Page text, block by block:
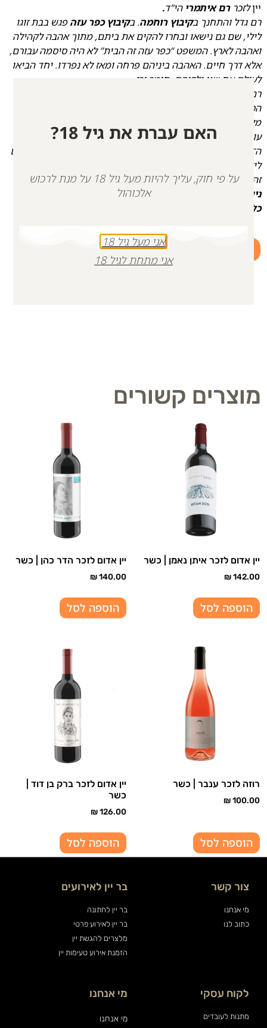
ייןלזכררם איתמריהי"ד.
רם גדל והתחנך בקיבוץ רוחמה. בקיבוץ כפר עזהפגש בבת זוגו
לילי, שם גם נישאו ובחרו להקים את ביתם, מתוך אהבה לקהילה
ואהבה לארץ. המשפט “כפר עזה זה הבית” לא היה סיסמה עבורם,
אלא דרך חיים. האהבה ביניהם פרחה ומאז לא נפרדו. יחד הביאו
לעולם את שני ילדיהם- תומר ורז.
רם היה איש של נתינה, אדם צנוע ואוהב, שהכניס אור לחיי
הסובבים אותו. איש עם לב ענק, קשוח כלפי חוץ ורך מבפנים.
מלח הארץ, קיבוצניק עם ערכים של פעם. המשפחה היתה כל
עולמו. הוא היה אבא מסור ואוהב, חבר נפש ואיש שיחה. בבוקר
ה־7.10, רם נלחם עם המחבלים עד הכדור האחרון ונרצח יחד עם
לילי בממ״ד שבביתם בכפר עזה. השניים הובאו למנוחות זה לצד
זה.
נישא אתכם איתנו תמיד
ונרים לחיים ולשמחה שאפיינה אותו
כל כך.
הוספה לסל
מוצרים קשורים
יין אדום לזכר איתן נאמן | כשר
₪142.00
הוספה לסל
יין אדום לזכר הדר כהן | כשר
₪140.00
הוספה לסל
רוזה לזכר ענבר | כשר
₪100.00
הוספה לסל
יין אדום לזכר ברק בן דוד |
כשר
₪126.00
הוספה לסל
צור קשר
מי אנחנו
כתוב לנו
בר יין לאירועים
בר יין לחתונה
בר יין לאירוע פרטי
מלצרים להגשת יין
הזמנת אירוע טעימות יין
לקוח עסקי
מתנות לעובדים
מי אנחנו
מי אנחנו
האם עברת את גיל 18?
על פי חוק, עליך להיות מעל גיל 18 על מנת לרכוש
אלכוהול
אני מעל גיל 18
אני מתחת לגיל 18